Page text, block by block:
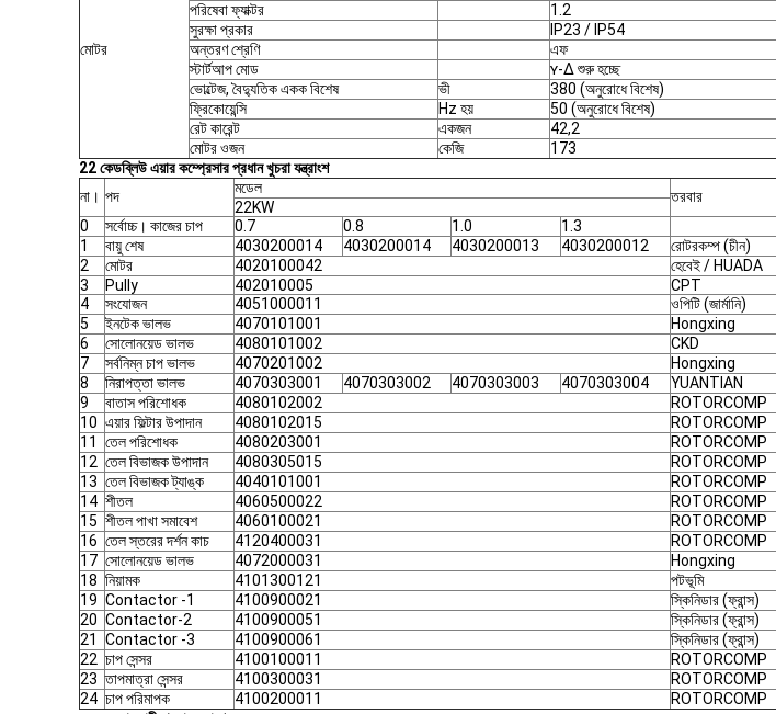
মোটর
পরিষেবা ফ্যাক্টর
1.2
সুরক্ষা প্রকার
IP23 / IP54
অন্তরণ শ্রেণি
এফ
স্টার্টআপ মোড
ʏ-Δ শুরু হচ্ছে
ভোল্টেজ, বৈদ্যুতিক একক বিশেষ
ভী
380 (অনুরোধে বিশেষ)
ফ্রিকোয়েন্সি
Hz হয়
50 (অনুরোধে বিশেষ)
রেট কারেন্ট
একজন
42,2
মোটর ওজন
কেজি
173
22 কেডব্লিউ এয়ার কম্প্রেসার প্রধান খুচরা যন্ত্রাংশ
না। পদ মডেল তরবার
22KW
0
সর্বোচ্চ। কাজের চাপ 0.7 0.8 1.0
1.3
1
বায়ু শেষ 4030200014 4030200014 4030200013 4030200012
রোটরকম্প (চীন)
2
মোটর 4020100042
হেবেই / HUADA
3
Pully 402010005
CPT
4
সংযোজন 4051000011
ওপিটি (জার্মানি)
5
ইনটেক ভালভ 4070101001
Hongxing
6
সোলোনয়েড ভালভ 4080101002
CKD
7
সর্বনিম্ন চাপ ভালভ 4070201002
Hongxing
8
নিরাপত্তা ভালভ 4070303001 4070303002 4070303003 4070303004
YUANTIAN
9
বাতাস পরিশোধক 4080102002
ROTORCOMP
10 এয়ার ফিল্টার উপাদান 4080102015
ROTORCOMP
11
তেল পরিশোধক 4080203001
ROTORCOMP
12 তেল বিভাজক উপাদান 4080305015
ROTORCOMP
13 তেল বিভাজক ট্যাঙ্ক 4040101001
ROTORCOMP
14 শীতল 4060500022
ROTORCOMP
15 শীতল পাখা সমাবেশ 4060100021
ROTORCOMP
16 তেল স্তরের দর্শন কাচ 4120400031
ROTORCOMP
17 সোলোনয়েড ভালভ 4072000031
Hongxing
18 নিয়ামক 4101300121
পটভূমি
19 Contactor -1 4100900021
স্কিনিডার (ফ্রান্স)
20 Contactor-2 4100900051
স্কিনিডার (ফ্রান্স)
21
Contactor -3 4100900061
স্কিনিডার (ফ্রান্স)
22 চাপ সেন্সর 4100100011
ROTORCOMP
23 তাপমাত্রা সেন্সর 4100300031
ROTORCOMP
24 চাপ পরিমাপক 4100200011
ROTORCOMP